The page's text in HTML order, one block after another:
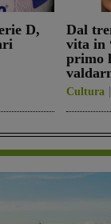
D,
Dal
vita in
primo
Cultura